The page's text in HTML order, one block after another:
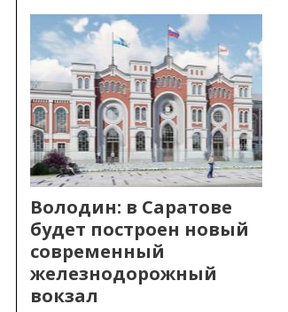
Володин: в Саратове
будет построен новый
современный
железнодорожный
вокзал